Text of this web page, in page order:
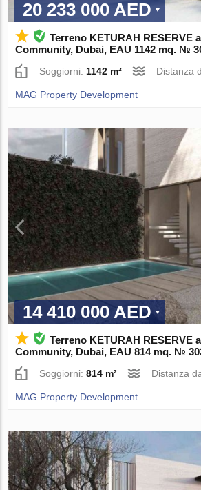
20 233 000 AED
Terreno KETURAH RESERVE
Community, Dubai, EAU 1142 mq. №
Soggiorni:1142 m² Distanza
MAG Property Development
14 410 000 AED
Terreno KETURAH RESERVE
Community, Dubai, EAU 814 mq. №
Soggiorni:814 m² Distanza
MAG Property Development